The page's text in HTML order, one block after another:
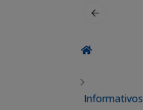
Informativos